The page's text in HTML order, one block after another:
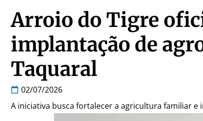
Arroio do Tigre
implantação de
Taquaral
02/07/2026
A iniciativa busca fortalecer a agricultura familiar